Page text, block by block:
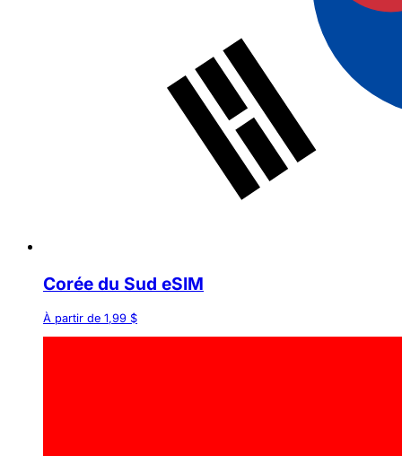
Corée du Sud eSIM
À partir de 1,99 $